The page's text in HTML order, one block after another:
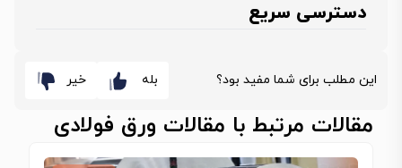
دسترسی سریع
این مطلب برای شما مفید بود؟ بله خیر
مقالات مرتبط با مقالات ورق فولادی